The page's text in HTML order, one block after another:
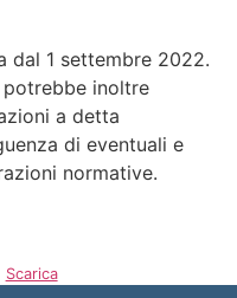
dal 1 settembre 2022.
inoltre
a detta
di eventuali e
normative.
Scarica